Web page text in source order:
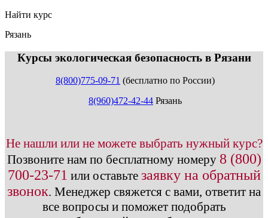
Найти курс
Рязань
Курсы экологическая безопасность в Рязани
8(800)775-09-71 (бесплатно по России)
8(960)472-42-44 Рязань
Не нашли или не можете выбрать нужный курс?
Позвоните нам по бесплатному номеру 8 (800)
700-23-71 или оставьте заявку на обратный
звонок. Менеджер свяжется с вами, ответит на
все вопросы и поможет подобрать